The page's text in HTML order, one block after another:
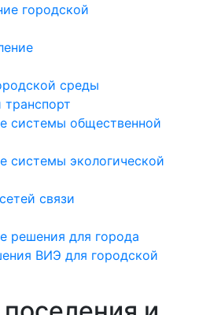
городской
среды
системы общественной
системы экологической
связи
решения для города
ВИЭ для городской